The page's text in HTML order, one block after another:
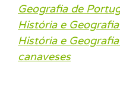
Geografia de
História e
História e
canaveses